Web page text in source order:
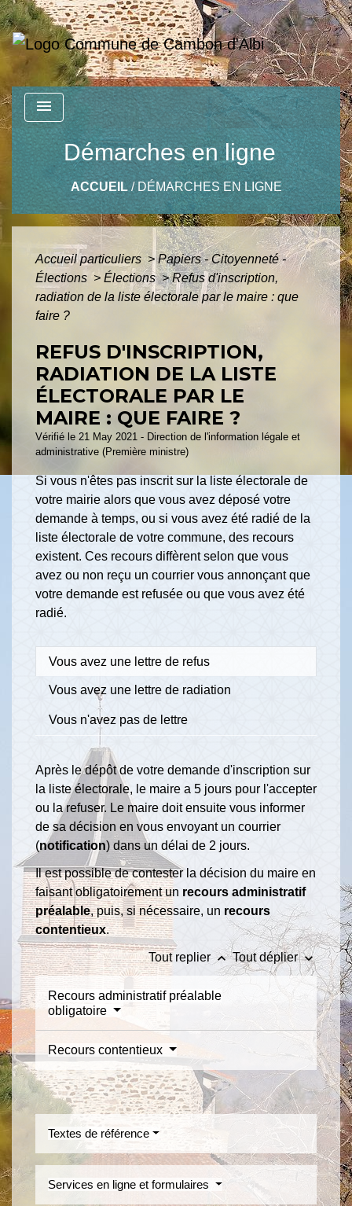
menu
Démarches en ligne
ACCUEIL/DÉMARCHES EN LIGNE
Accueil particuliers > Papiers - Citoyenneté -
Élections > Élections> Refus d'inscription,
radiation de la liste électorale par le maire : que
faire ?
REFUS D'INSCRIPTION,
RADIATION DE LA LISTE
ÉLECTORALE PAR LE
MAIRE : QUE FAIRE ?
Vérifié le 21 May 2021 - Direction de l'information légale et
administrative (Première ministre)
Si vous n'êtes pas inscrit sur la liste électorale de
votre mairie alors que vous avez déposé votre
demande à temps, ou si vous avez été radié de la
liste électorale de votre commune, des recours
existent. Ces recours diffèrent selon que vous
avez ou non reçu un courrier vous annonçant que
votre demande est refusée ou que vous avez été
radié.
Vous avez une lettre de refus
Vous avez une lettre de radiation
Vous n'avez pas de lettre
Après le dépôt de votre demande d'inscription sur
la liste électorale, le maire a 5 jours pour l'accepter
ou la refuser. Le maire doit ensuite vous informer
de sa décision en vous envoyant un courrier
(notification) dans un délai de 2 jours.
Il est possible de contester la décision du maire en
faisant obligatoirement un recours administratif
préalable, puis, si nécessaire, un recours
contentieux.
Tout replierkeyboard_arrow_up Tout déplierkeyboard_arrow_down
Recours administratif préalable
obligatoire
Recours contentieux
Textes de référence
Services en ligne et formulaires